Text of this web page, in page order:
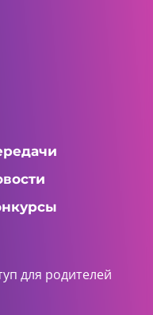
для родителей